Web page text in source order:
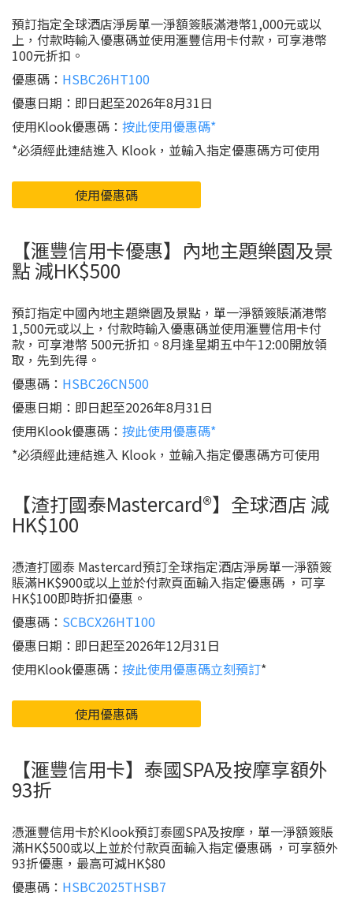
預訂指定全球酒店淨房單一淨額簽賬滿港幣1,000元或以
上，付款時輸入優惠碼並使用滙豐信用卡付款，可享港幣
100元折扣。
優惠碼： HSBC26HT100
優惠日期：即日起至2026年8月31日
使用Klook優惠碼： 按此使用優惠碼*
*必須經此連結進入 Klook，並輸入指定優惠碼方可使用
使用優惠碼
【滙豐信用卡優惠】內地主題樂園及景
點 減HK$500
預訂指定中國內地主題樂園及景點，單一淨額簽賬滿港幣
1,500元或以上，付款時輸入優惠碼並使用滙豐信用卡付
款，可享港幣 500元折扣。8月逢星期五中午12:00開放領
取，先到先得。
優惠碼： HSBC26CN500
優惠日期：即日起至2026年8月31日
使用Klook優惠碼： 按此使用優惠碼*
*必須經此連結進入 Klook，並輸入指定優惠碼方可使用
【渣打國泰Mastercard®】全球酒店 減
HK$100
憑渣打國泰 Mastercard預訂全球指定酒店淨房單一淨額簽
賬滿HK$900或以上並於付款頁面輸入指定優惠碼 ，可享
HK$100即時折扣優惠。
優惠碼： SCBCX26HT100
優惠日期：即日起至2026年12月31日
使用Klook優惠碼： 按此使用優惠碼立刻預訂*
使用優惠碼
【滙豐信用卡】泰國SPA及按摩享額外
93折
憑滙豐信用卡於Klook預訂泰國SPA及按摩，單一淨額簽賬
滿HK$500或以上並於付款頁面輸入指定優惠碼 ，可享額外
93折優惠，最高可減HK$80
優惠碼： HSBC2025THSB7